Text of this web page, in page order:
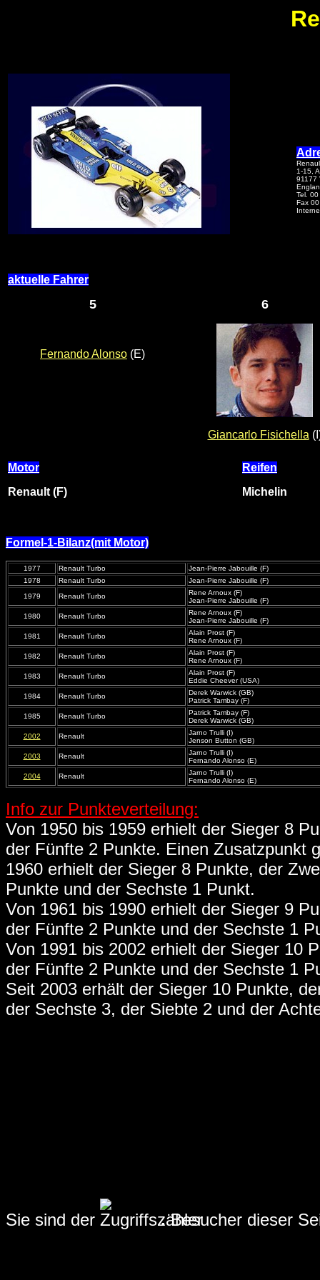
1-15,
91177
Tel.
Fax
aktuelle Fahrer
5
Fernando Alonso (E)
6
Giancarlo Fisichella
Motor
Renault (F)
Reifen
Michelin
Formel-1-Bilanz(mit Motor)
1977 Renault Turbo
Jean-Pierre Jabouille (F)
1978
Renault Turbo
Jean-Pierre Jabouille (F)
1979
Renault Turbo
Rene Arnoux (F)
Jean-Pierre Jabouille (F)
1980
Renault Turbo
Rene Arnoux (F)
Jean-Pierre Jabouille (F)
1981
Renault Turbo
Alain Prost (F)
Rene Arnoux (F)
1982
Renault Turbo
Alain Prost (F)
Rene Arnoux (F)
1983
Renault Turbo
Alain Prost (F)
Eddie Cheever (USA)
1984
Renault Turbo
Derek Warwick (GB)
Patrick Tambay (F)
1985
Renault Turbo
Patrick Tambay (F)
Derek Warwick (GB)
2002
Renault
Jarno Trulli (I)
Jenson Button (GB)
2003
Renault
Jarno Trulli (I)
Fernando Alonso (E)
2004
Renault
Jarno Trulli (I)
Fernando Alonso (E)
Info zur Punkteverteilung:
Von 1950 bis 1959 erhielt der Sieger 8
der Fünfte 2 Punkte. Einen Zusatzpunkt
1960 erhielt der Sieger 8 Punkte, der
Punkte und der Sechste 1 Punkt.
Von 1961 bis 1990 erhielt der Sieger 9
der Fünfte 2 Punkte und der Sechste 1
Von 1991 bis 2002 erhielt der Sieger 10
der Fünfte 2 Punkte und der Sechste 1
Seit 2003 erhält der Sieger 10 Punkte,
der Sechste 3, der Siebte 2 und der
Sie sind der .Besucher dieser